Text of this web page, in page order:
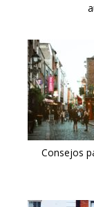
Consejos